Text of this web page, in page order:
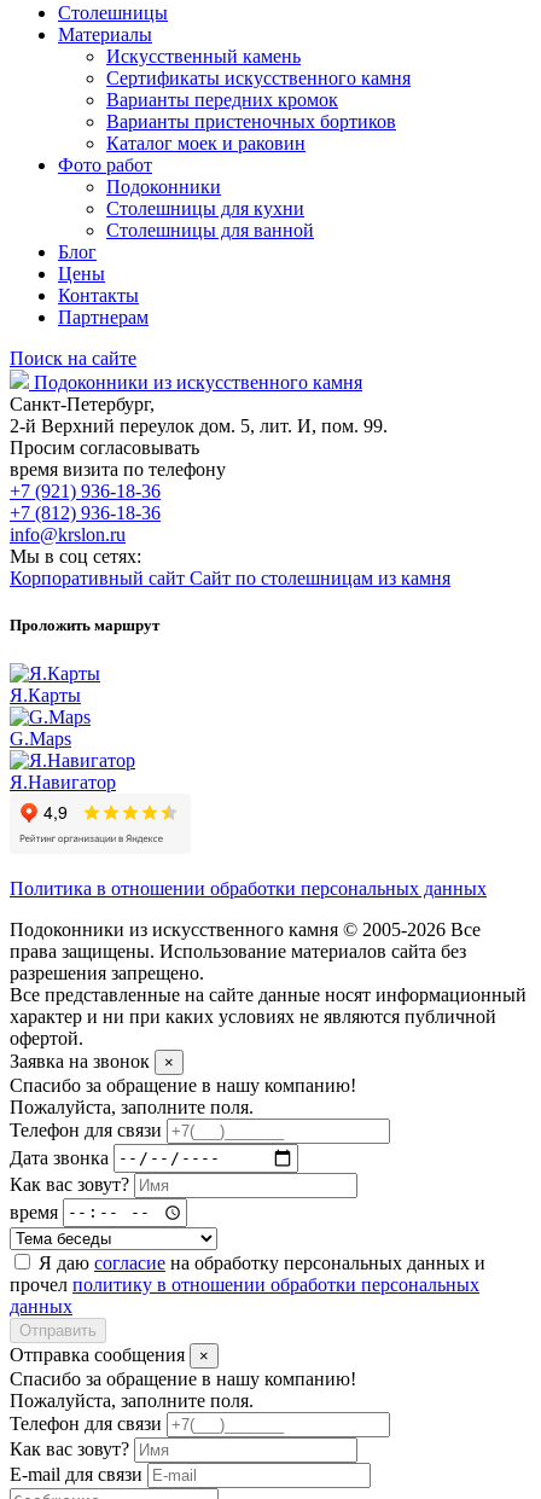
Столешницы
Материалы
Искусственный камень
Сертификаты искусственного камня
Варианты передних кромок
Варианты пристеночных бортиков
Каталог моек и раковин
Фото работ
Подоконники
Столешницы для кухни
Столешницы для ванной
Блог
Цены
Контакты
Партнерам
Поиск на сайте
Подоконники из искусственного камня
Санкт-Петербург,
2-й Верхний переулок дом. 5, лит. И, пом. 99.
Просим согласовывать
время визита по телефону
+7 (921) 936-18-36
+7 (812) 936-18-36
info@krslon.ru
Мы в соц сетях:
Корпоративный сайт Сайт по столешницам из камня
Проложить маршрут
Я.Карты
G.Maps
Я.Навигатор
Политика в отношении обработки персональных данных
Подоконники из искусственного камня © 2005-2026 Все
права защищены. Использование материалов сайта без
разрешения запрещено.
Все представленные на сайте данные носят информационный
характер и ни при каких условиях не являются публичной
офертой.
Заявка на звонок
×
Спасибо за обращение в нашу компанию!
Пожалуйста, заполните поля.
Телефон для связи
Дата звонка
Как вас зовут?
время
Я даю согласие на обработку персональных данных и
прочел политику в отношении обработки персональных
данных
Отправить
Отправка сообщения ×
Спасибо за обращение в нашу компанию!
Пожалуйста, заполните поля.
Телефон для связи
Как вас зовут?
E-mail для связи